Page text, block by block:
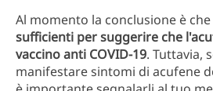
Al momento la conclusione è che
sufficienti per suggerire che
vaccino anti COVID-19. Tuttavia,
manifestare sintomi di acufene